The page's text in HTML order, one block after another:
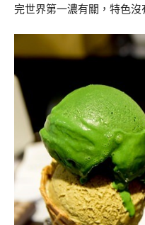
完世界第一濃有關，特色